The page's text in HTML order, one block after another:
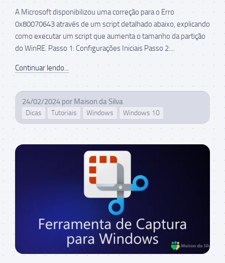
A Microsoft disponibilizou uma correção para o Erro
0x80070643 através de um script detalhado abaixo, explicando
como executar um script que aumenta o tamanho da partição
do WinRE. Passo 1: Configurações Iniciais Passo 2:...
Continuar lendo...
24/02/2024 por Maison da Silva
Dicas Tutoriais Windows Windows 10